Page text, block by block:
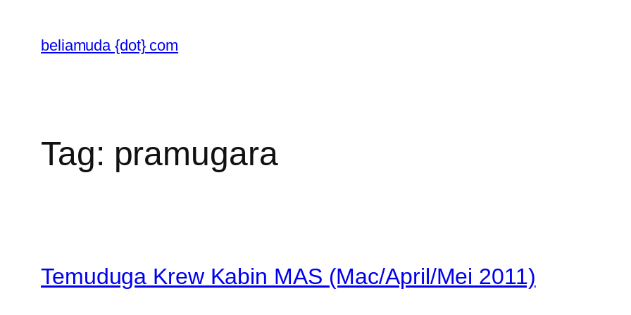
content
beliamuda {dot} com
Tag: pramugara
Temuduga Krew Kabin MAS (Mac/April/Mei 2011)